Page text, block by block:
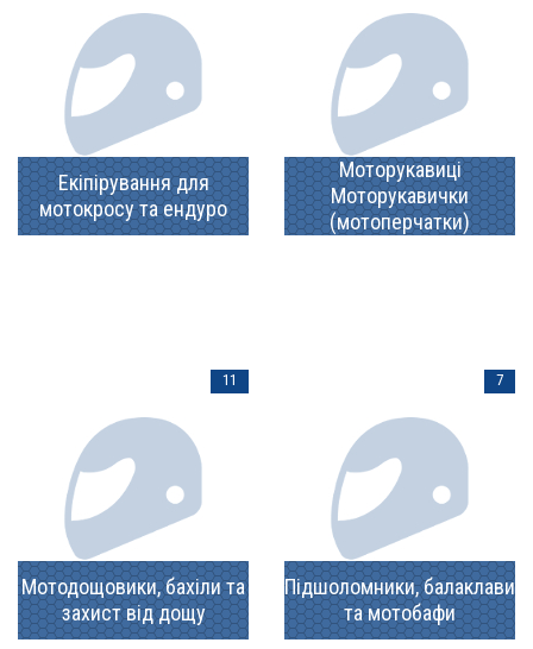
Екіпірування для
мотокросу та ендуро
Моторукавиці
Моторукавички
(мотоперчатки)
Мотодощовики, бахіли та
захист від дощу
11
Підшоломники, балаклави
та мотобафи
7